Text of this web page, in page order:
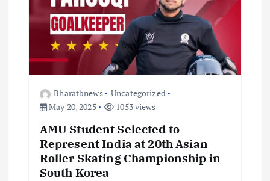
t
o
Bharatbnews
Uncategorized
May 20, 2025
1053 views
AMU Student Selected to
Represent India at 20th Asian
Roller Skating Championship in
South Korea